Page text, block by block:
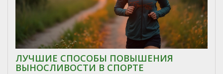
ЛУЧШИЕ СПОСОБЫ ПОВЫШЕНИЯ
ВЫНОСЛИВОСТИ В СПОРТЕ